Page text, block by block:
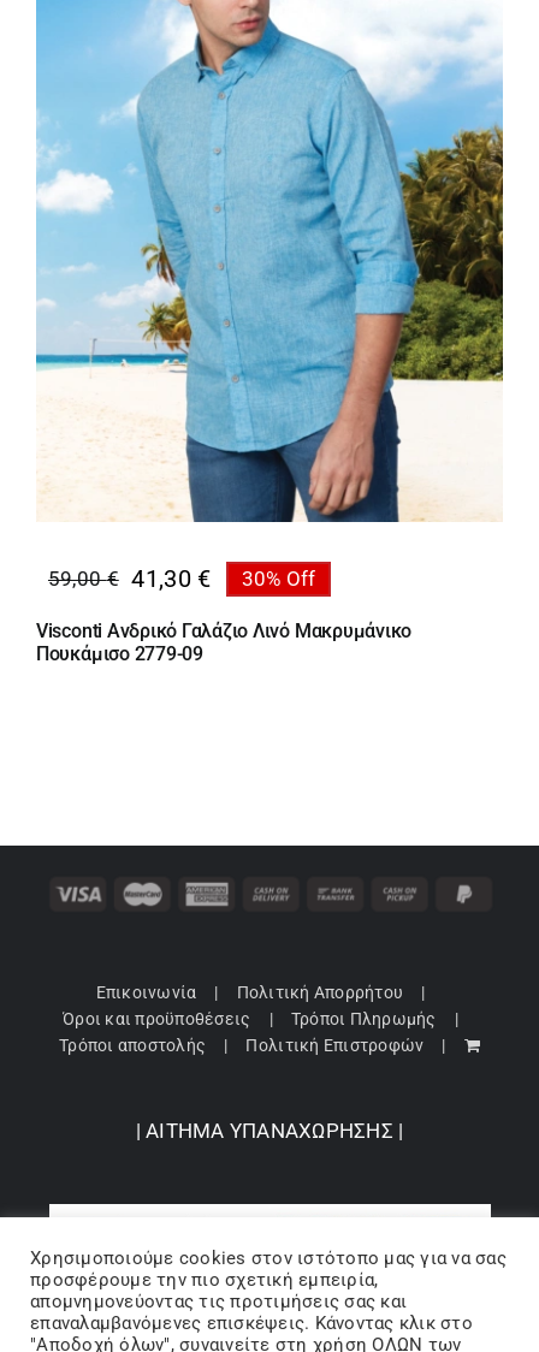
59,00€
Original
price
was:
41,30 €
Η
τρέχουσα
τιμή
30% Off
Visconti Ανδρικό Γαλάζιο Λινό Μακρυμάνικο
Πουκάμισο 2779-09
Επικοινωνία
Πολιτική Απορρήτου
Όροι και προϋποθέσεις
Τρόποι Πληρωμής
Τρόποι αποστολής
Πολιτική Επιστροφών
| ΑΙΤΗΜΑ ΥΠΑΝΑΧΩΡΗΣΗΣ |
Χρησιμοποιούμε cookies στον ιστότοπo μας για να σας
προσφέρουμε την πιο σχετική εμπειρία,
απομνημονεύοντας τις προτιμήσεις σας και
επαναλαμβανόμενες επισκέψεις. Κάνοντας κλικ στο
"Αποδοχή όλων", συναινείτε στη χρήση ΟΛΩΝ των